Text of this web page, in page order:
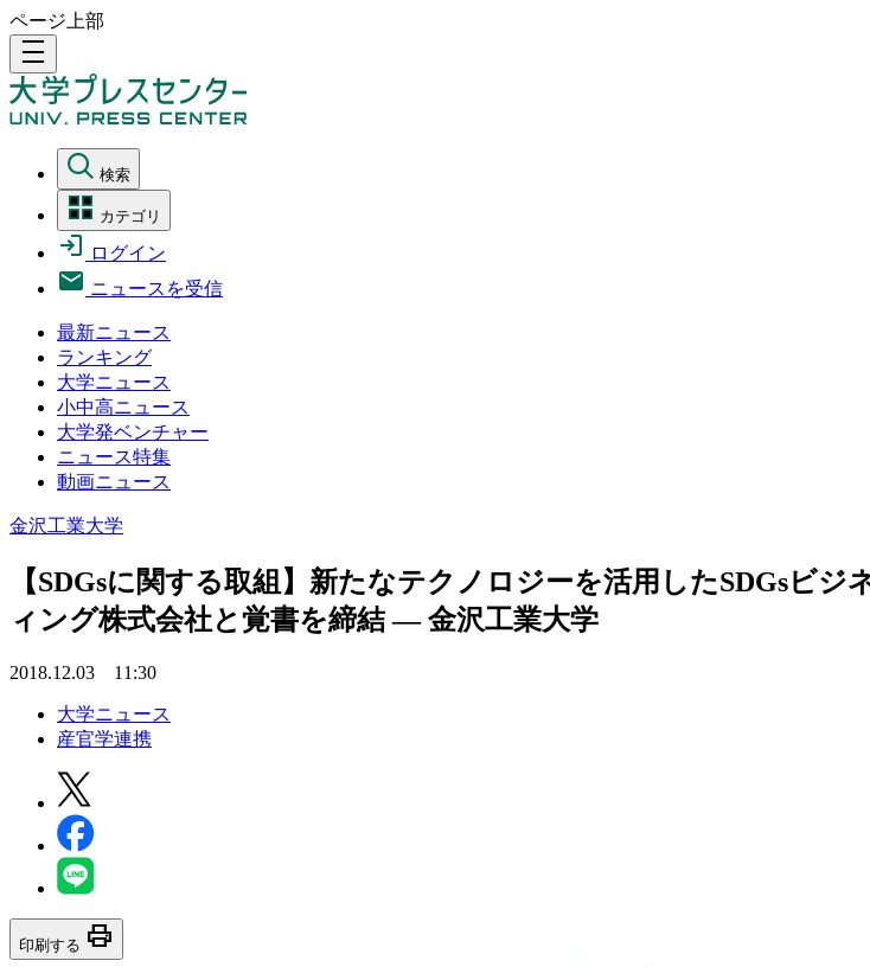
ページ上部
density_medium
検索
カテゴリ
ログイン
ニュースを受信
最新ニュース
ランキング
大学ニュース
小中高ニュース
大学発ベンチャー
ニュース特集
動画ニュース
金沢工業大学
【SDGsに関する取組】新たなテクノロジーを活用したSDGsビ
ィング株式会社と覚書を締結 — 金沢工業大学
2018.12.03 11:30
大学ニュース
産官学連携
印刷する print